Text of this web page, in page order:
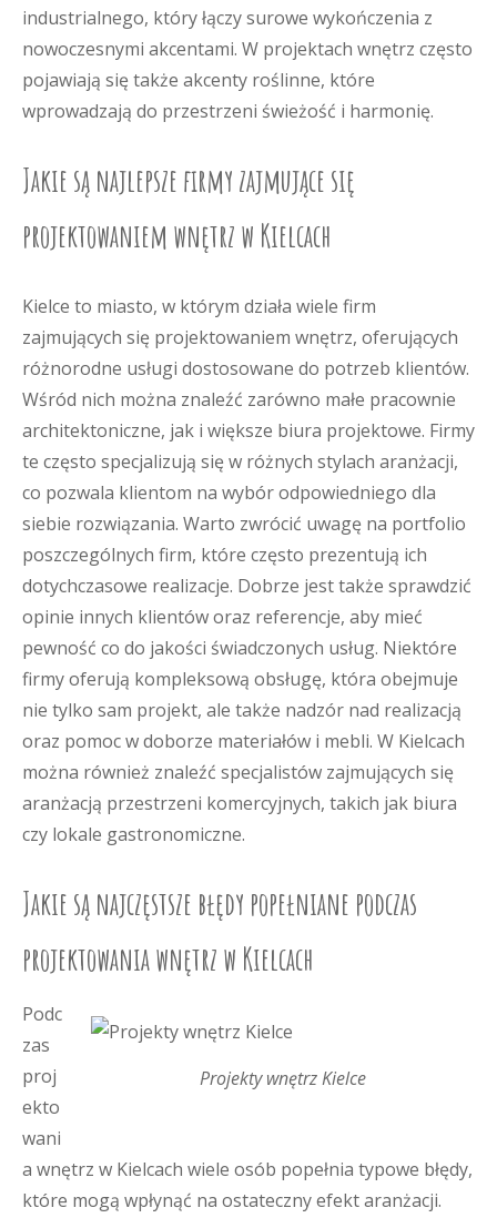
industrialnego, który łączy surowe wykończenia z
nowoczesnymi akcentami. W projektach wnętrz często
pojawiają się także akcenty roślinne, które
wprowadzają do przestrzeni świeżość i harmonię.
Jakie są najlepsze firmy zajmujące się
projektowaniem wnętrz w Kielcach
Kielce to miasto, w którym działa wiele firm
zajmujących się projektowaniem wnętrz, oferujących
różnorodne usługi dostosowane do potrzeb klientów.
Wśród nich można znaleźć zarówno małe pracownie
architektoniczne, jak i większe biura projektowe. Firmy
te często specjalizują się w różnych stylach aranżacji,
co pozwala klientom na wybór odpowiedniego dla
siebie rozwiązania. Warto zwrócić uwagę na portfolio
poszczególnych firm, które często prezentują ich
dotychczasowe realizacje. Dobrze jest także sprawdzić
opinie innych klientów oraz referencje, aby mieć
pewność co do jakości świadczonych usług. Niektóre
firmy oferują kompleksową obsługę, która obejmuje
nie tylko sam projekt, ale także nadzór nad realizacją
oraz pomoc w doborze materiałów i mebli. W Kielcach
można również znaleźć specjalistów zajmujących się
aranżacją przestrzeni komercyjnych, takich jak biura
czy lokale gastronomiczne.
Jakie są najczęstsze błędy popełniane podczas
projektowania wnętrz w Kielcach
Projekty wnętrz Kielce
Podc
zas
proj
ekto
wani
a wnętrz w Kielcach wiele osób popełnia typowe błędy,
które mogą wpłynąć na ostateczny efekt aranżacji.